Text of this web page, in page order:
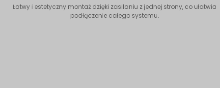
Łatwy i estetyczny montaż dzięki zasilaniu z jednej strony, co ułatwia
podłączenie całego systemu.